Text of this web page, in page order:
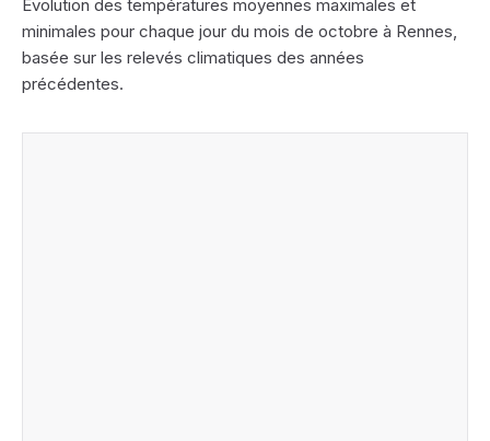
Évolution des températures moyennes maximales et
minimales pour chaque jour du mois de octobre à Rennes,
basée sur les relevés climatiques des années
précédentes.